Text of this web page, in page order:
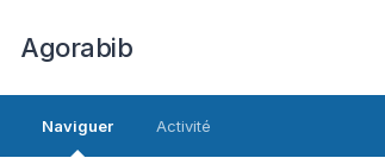
Agorabib
Naviguer Activité